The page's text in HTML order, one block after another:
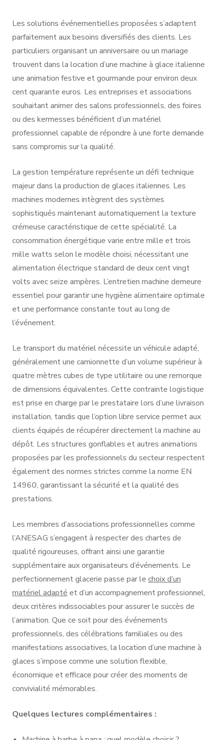
Les solutions événementielles proposées s’adaptent
parfaitement aux besoins diversifiés des clients. Les
particuliers organisant un anniversaire ou un mariage
trouvent dans la location d’une machine à glace italienne
une animation festive et gourmande pour environ deux
cent quarante euros. Les entreprises et associations
souhaitant animer des salons professionnels, des foires
ou des kermesses bénéficient d’un matériel
professionnel capable de répondre à une forte demande
sans compromis sur la qualité.
La gestion température représente un défi technique
majeur dans la production de glaces italiennes. Les
machines modernes intègrent des systèmes
sophistiqués maintenant automatiquement la texture
crémeuse caractéristique de cette spécialité. La
consommation énergétique varie entre mille et trois
mille watts selon le modèle choisi, nécessitant une
alimentation électrique standard de deux cent vingt
volts avec seize ampères. L’entretien machine demeure
essentiel pour garantir une hygiène alimentaire optimale
et une performance constante tout au long de
l’événement.
Le transport du matériel nécessite un véhicule adapté,
généralement une camionnette d’un volume supérieur à
quatre mètres cubes de type utilitaire ou une remorque
de dimensions équivalentes. Cette contrainte logistique
est prise en charge par le prestataire lors d’une livraison
installation, tandis que l’option libre service permet aux
clients équipés de récupérer directement la machine au
dépôt. Les structures gonflables et autres animations
proposées par les professionnels du secteur respectent
également des normes strictes comme la norme EN
14960, garantissant la sécurité et la qualité des
prestations.
Les membres d’associations professionnelles comme
l’ANESAG s’engagent à respecter des chartes de
qualité rigoureuses, offrant ainsi une garantie
supplémentaire aux organisateurs d’événements. Le
perfectionnement glacerie passe par le choix d’un
matériel adapté et d’un accompagnement professionnel,
deux critères indissociables pour assurer le succès de
l’animation. Que ce soit pour des événements
professionnels, des célébrations familiales ou des
manifestations associatives, la location d’une machine à
glaces s’impose comme une solution flexible,
économique et efficace pour créer des moments de
convivialité mémorables.
Quelques lectures complémentaires :